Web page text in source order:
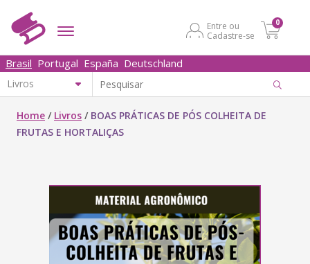
Entre ou
Cadastre-se
0
Brasil Portugal España Deutschland
Home / Livros / BOAS PRÁTICAS DE PÓS COLHEITA DE
FRUTAS E HORTALIÇAS